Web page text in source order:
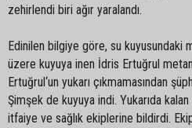
zehirlendi biri ağır yaralandı.
Edinilen bilgiye göre, su kuyusundaki
üzere kuyuya inen İdris Ertuğrul
Ertuğrul‘un yukarı çıkmamasından
Şimşek de kuyuya indi. Yukarıda
itfaiye ve sağlık ekiplerine bildirdi.